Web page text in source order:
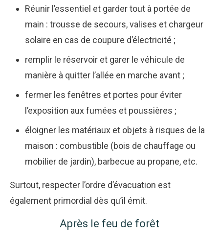
Réunir l’essentiel et garder tout à portée de
main : trousse de secours, valises et chargeur
solaire en cas de coupure d’électricité ;
remplir le réservoir et garer le véhicule de
manière à quitter l’allée en marche avant ;
fermer les fenêtres et portes pour éviter
l’exposition aux fumées et poussières ;
éloigner les matériaux et objets à risques de la
maison : combustible (bois de chauffage ou
mobilier de jardin), barbecue au propane, etc.
Surtout, respecter l’ordre d’évacuation est
également primordial dès qu’il émit.
Après le feu de forêt